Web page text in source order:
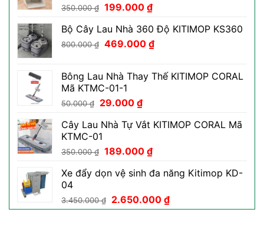
350.000₫ Giá
là:
350.000 ₫.
199.000 ₫Giá
tại
là:
Bộ Cây Lau Nhà 360 Độ KITIMOP KS360
800.000₫ Giá
800.000 ₫.
469.000 ₫Giá
là:
Bông Lau Nhà Thay Thế KITIMOP CORAL
Mã KTMC-01-1
50.000₫
Giá
là:
50.000 ₫.
29.000 ₫Giá
tại
29.000 ₫.
Cây Lau Nhà Tự Vắt KITIMOP CORAL Mã
KTMC-01
350.000₫ Giá
là:
189.000 ₫Giá
tại
189.000 ₫.
Xe đẩy dọn vệ sinh đa năng Kitimop KD-
04
3.450.000₫
Giá
gốc
2.650.000 ₫Giá
hiện